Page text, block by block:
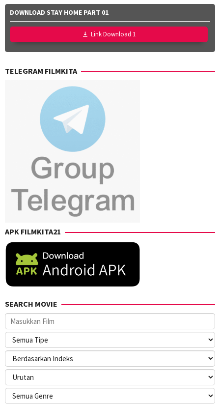
DOWNLOAD STAY HOME PART 01
Link Download 1
TELEGRAM FILMKITA
APK FILMKITA21
SEARCH MOVIE